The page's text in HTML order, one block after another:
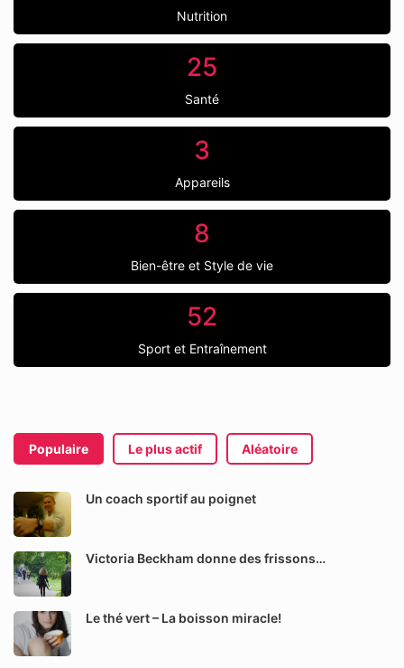
Nutrition
25
Santé
3
Appareils
8
Bien-être et Style de vie
52
Sport et Entraînement
Populaire Le plus actif Aléatoire
Un coach sportif au poignet
Victoria Beckham donne des frissons…
Le thé vert – La boisson miracle!